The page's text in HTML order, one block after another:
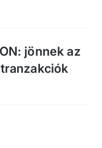
jönnek az